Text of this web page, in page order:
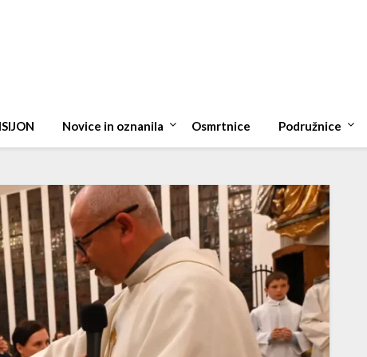
Novice in oznanila Osmrtnice Podružnice